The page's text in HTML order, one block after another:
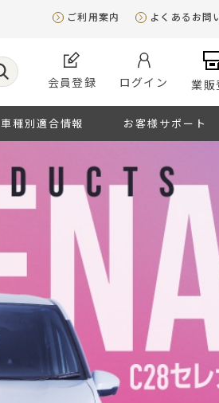
ご利用案内 よくあるお問
会員登録 ログイン 業販
車種別適合情報 お客様サポート